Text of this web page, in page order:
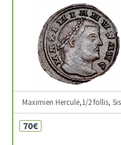
Maximien Hercule,1/2 follis,
70€